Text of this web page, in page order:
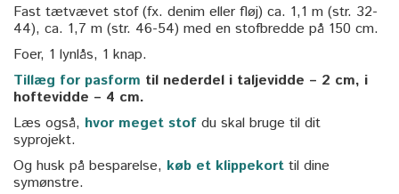
Fast tætvævet stof (fx. denim eller fløj) ca. 1,1 m (str. 32-
44), ca. 1,7 m (str. 46-54) med en stofbredde på 150 cm.
Foer, 1 lynlås, 1 knap.
Tillæg for pasform til nederdel i taljevidde – 2 cm, i
hoftevidde – 4 cm.
Læs også, hvor meget stof du skal bruge til dit
syprojekt.
Og husk på besparelse, køb et klippekort til dine
symønstre.